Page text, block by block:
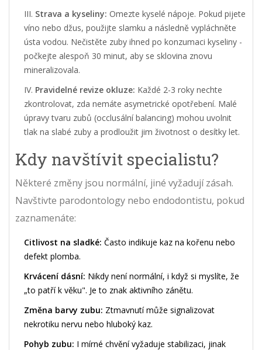
Strava a kyseliny: Omezte kyselé nápoje. Pokud pijete
víno nebo džus, použijte slamku a následně vypláchněte
ústa vodou. Nečistěte zuby ihned po konzumaci kyseliny -
počkejte alespoň 30 minut, aby se sklovina znovu
mineralizovala.
Pravidelné revize okluze: Každé 2-3 roky nechte
zkontrolovat, zda nemáte asymetrické opotřebení. Malé
úpravy tvaru zubů (occlusální balancing) mohou uvolnit
tlak na slabé zuby a prodloužit jim životnost o desítky let.
Kdy navštívit specialistu?
Některé změny jsou normální, jiné vyžadují zásah.
Navštivte parodontology nebo endodontistu, pokud
zaznamenáte:
Citlivost na sladké: Často indikuje kaz na kořenu nebo
defekt plomba.
Krvácení dásní: Nikdy není normální, i když si myslíte, že
„to patří k věku". Je to znak aktivního zánětu.
Změna barvy zubu: Ztmavnutí může signalizovat
nekrotiku nervu nebo hluboký kaz.
Pohyb zubu: I mírné chvění vyžaduje stabilizaci, jinak